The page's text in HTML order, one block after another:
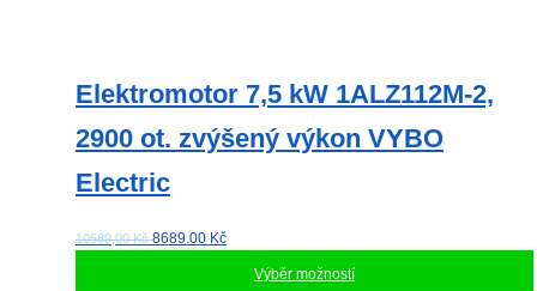
Elektromotor 7,5 kW 1ALZ112M-2,
2900 ot. zvýšený výkon VYBO
Electric
10589,00 Kč8689.00 Kč
Výběr možností